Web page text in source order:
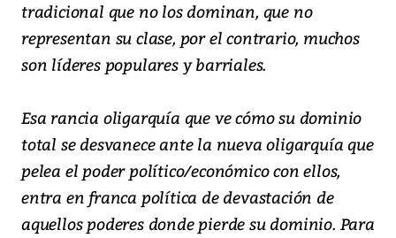
tradicional que no los dominan, que no
representan su clase, por el contrario, muchos
son líderes populares y barriales.
Esa rancia oligarquía que ve cómo su dominio
total se desvanece ante la nueva oligarquía que
pelea el poder político/económico con ellos,
entra en franca política de devastación de
aquellos poderes donde pierde su dominio. Para